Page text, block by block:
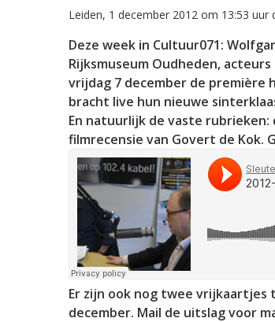
Leiden, 1 december 2012 om 13:53 uur
Deze week in Cultuur071:
Rijksmuseum Oudheden,
vrijdag 7 december de première
bracht live hun nieuwe
En natuurlijk de vaste rubrieken:
filmrecensie van Govert de
Er zijn ook nog twee vrijkaartjes
december. Mail de uitslag voor